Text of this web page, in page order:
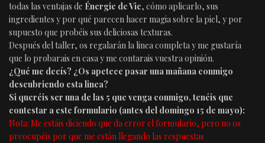
todas las ventajas de Énergie de Vie, cómo aplicarlo, sus
ingredientes y por qué parecen hacer magia sobre la piel, y por
supuesto que probéis sus deliciosas texturas.
Después del taller, os regalarán la linea completa y me gustaría
que lo probarais en casa y me contarais vuestra opinión.
¿Qué me decís? ¿Os apetece pasar una mañana conmigo
descubriendo esta linea?
Si queréis ser una de las 5 que venga conmigo, tenéis que
contestar a este formulario (antes del domingo 15 de mayo):
Nota: Me estáis diciendo que da error el formulario, pero no os
preocupéis por que me están llegando las respuestas